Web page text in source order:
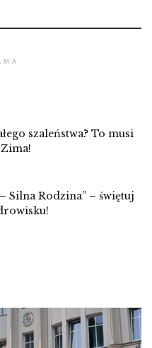
szaleństwa? To musi
Silna Rodzina” – świętuj